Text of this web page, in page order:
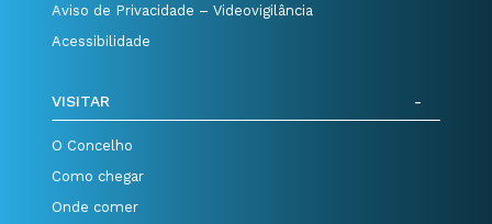
Aviso de Privacidade – Videovigilância
Acessibilidade
VISITAR
O Concelho
Como chegar
Onde comer